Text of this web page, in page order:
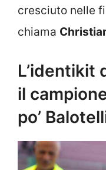
cresciuto nelle
chiama
L’identikit
il
po’